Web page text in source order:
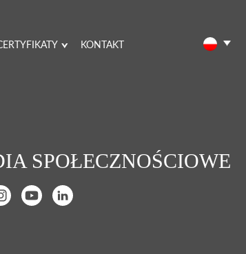
KONTAKT
SPOŁECZNOŚCIOWE